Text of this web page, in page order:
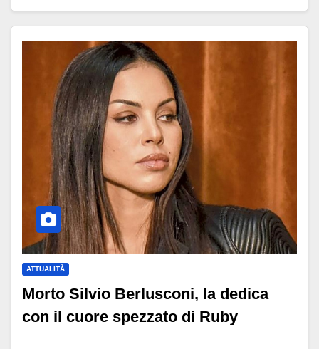
ATTUALITÀ
Morto Silvio Berlusconi, la dedica
con il cuore spezzato di Ruby